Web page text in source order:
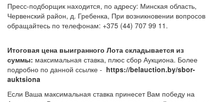
Пресс-подборщик находится, по адресу: Минская область,
Червенский район, д. Гребенка, При возникновении вопросов
обращайтесь по телефонам: +375 (44) 707 99 11.
Итоговая цена выигранного Лота складывается из
суммы: максимальная ставка, плюс сбор Аукциона. Более
подробно по данной ссылке - https://belauction.by/sbor-
auktsiona
Если Ваша максимальная ставка принесет Вам победу на